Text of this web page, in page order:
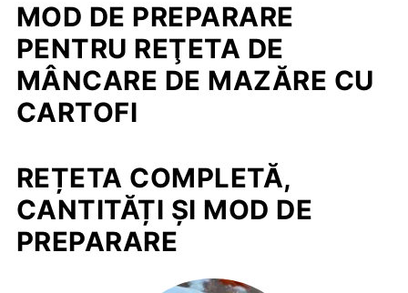
MOD DE PREPARARE
PENTRU REŢETA DE
MÂNCARE DE MAZĂRE CU
CARTOFI
REȚETA COMPLETĂ,
CANTITĂȚI ȘI MOD DE
PREPARARE